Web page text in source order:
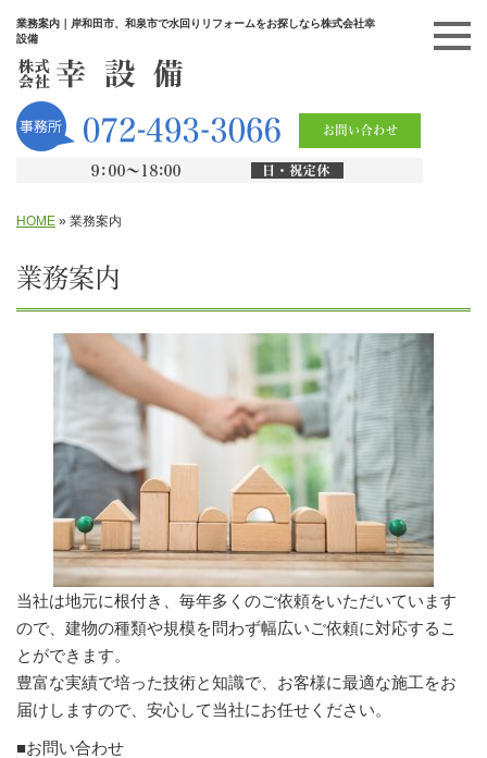
業務案内｜岸和田市、和泉市で水回りリフォームをお探しなら株式会社幸
設備
HOME » 業務案内
業務案内
当社は地元に根付き、毎年多くのご依頼をいただいています
ので、建物の種類や規模を問わず幅広いご依頼に対応するこ
とができます。
豊富な実績で培った技術と知識で、お客様に最適な施工をお
届けしますので、安心して当社にお任せください。
■お問い合わせ